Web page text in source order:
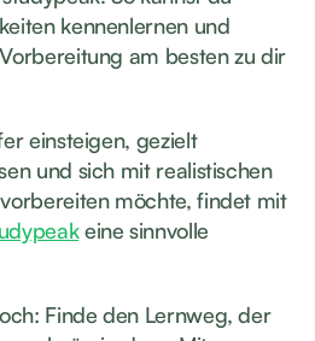
kennenlernen und
am besten zu dir
einsteigen, gezielt
und sich mit realistischen
möchte, findet mit
eine sinnvolle
Finde den Lernweg, der